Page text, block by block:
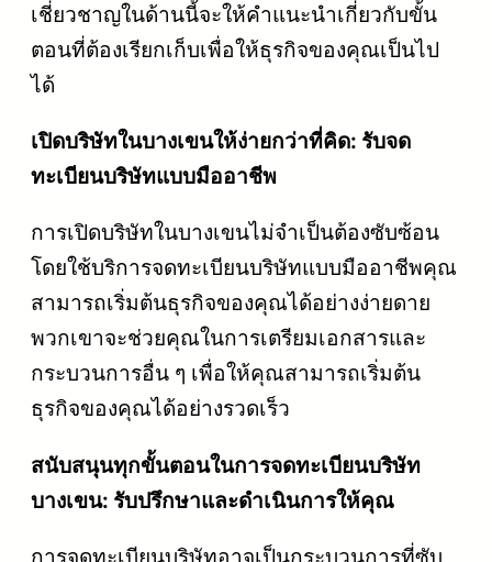
เชี่ยวชาญในด้านนี้จะให้คำแนะนำเกี่ยวกับขั้น
ตอนที่ต้องเรียกเก็บเพื่อให้ธุรกิจของคุณเป็นไป
ได้
เปิดบริษัทในบางเขนให้ง่ายกว่าที่คิด: รับจด
ทะเบียนบริษัทแบบมืออาชีพ
การเปิดบริษัทในบางเขนไม่จำเป็นต้องซับซ้อน
โดยใช้บริการจดทะเบียนบริษัทแบบมืออาชีพคุณ
สามารถเริ่มต้นธุรกิจของคุณได้อย่างง่ายดาย
พวกเขาจะช่วยคุณในการเตรียมเอกสารและ
กระบวนการอื่น ๆ เพื่อให้คุณสามารถเริ่มต้น
ธุรกิจของคุณได้อย่างรวดเร็ว
สนับสนุนทุกขั้นตอนในการจดทะเบียนบริษัท
บางเขน: รับปรึกษาและดำเนินการให้คุณ
การจดทะเบียนบริษัทอาจเป็นกระบวนการที่ซับ